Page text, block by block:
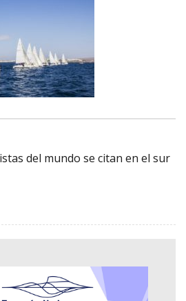
del mundo se citan en el sur